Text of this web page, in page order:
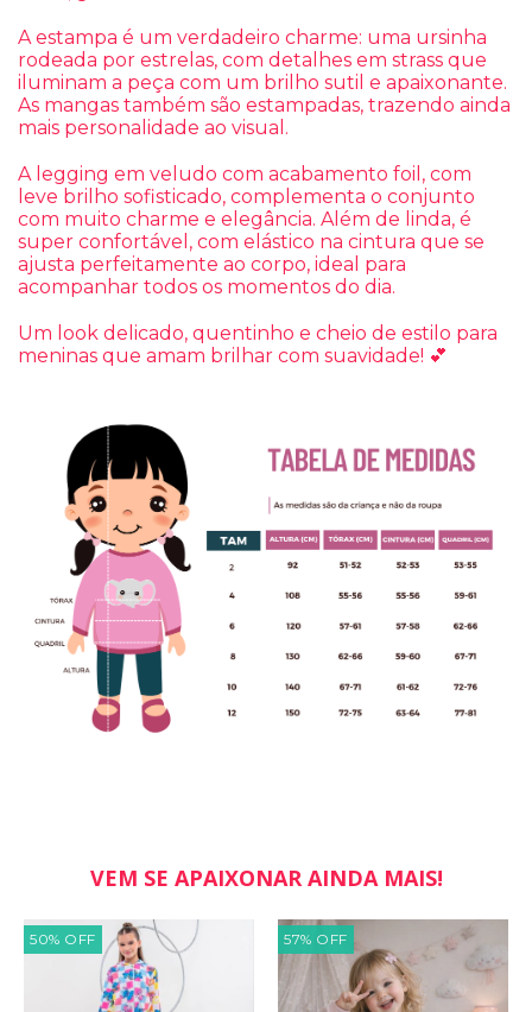
A estampa é um verdadeiro charme: uma ursinha
rodeada por estrelas, com detalhes em strass que
iluminam a peça com um brilho sutil e apaixonante.
As mangas também são estampadas, trazendo ainda
mais personalidade ao visual.
A legging em veludo com acabamento foil, com
leve brilho sofisticado, complementa o conjunto
com muito charme e elegância. Além de linda, é
super confortável, com elástico na cintura que se
ajusta perfeitamente ao corpo, ideal para
acompanhar todos os momentos do dia.
Um look delicado, quentinho e cheio de estilo para
meninas que amam brilhar com suavidade! 💕
VEM SE APAIXONAR AINDA MAIS!
50% OFF 57% OFF